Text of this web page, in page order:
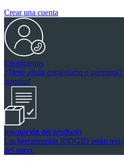
Crear una cuenta
Contáctenos
¿Tiene algún comentario o
opinión!
Inscripción del producto
Las herramientas RIDGID están
del ramo.